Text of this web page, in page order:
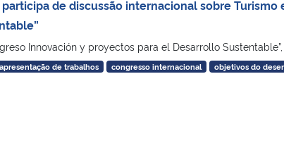
participa de discussão internacional sobre
Innovación y proyectos para el Desarrollo
apresentação de trabalhos congresso internacional objetivos do